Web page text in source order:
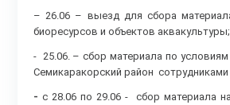
– 26.06 – выезд для сбора
биоресурсов и объектов аквакультуры;
- 25.06. – сбор материала по
Семикаракорский район
- с 28.06 по 29.06 - сбор материала